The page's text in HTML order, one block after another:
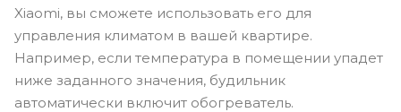
Xiaomi, вы сможете использовать его для
управления климатом в вашей квартире.
Например, если температура в помещении упадет
ниже заданного значения, будильник
автоматически включит обогреватель.